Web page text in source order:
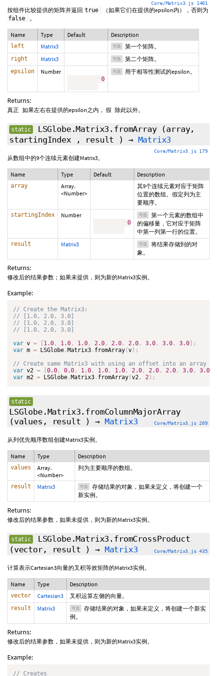
Core/Matrix3.js 1401
按组件比较提供的矩阵并返回 true （如果它们在提供的epsilon内），否则为
false 。
Name Type Default Description
left Matrix3 可选 第一个矩阵。
right Matrix3 可选 第二个矩阵。
epsilon Number
0
可选 用于相等性测试的epsilon。
Returns:
真正 如果左右在提供的epsilon之内， 假 除此以外。
static LSGlobe.Matrix3.fromArray (array,
startingIndex
, result ) → Matrix3
Core/Matrix3.js 179
从数组中的9个连续元素创建Matrix3。
Name Type Default Description
array
Array.
<Number>
其9个连续元素对应于矩阵
位置的数组。假定列为主
要顺序。
startingIndex Number
0
可选
第一个元素的数组中
的偏移量，它对应于矩阵
中第一列第一行的位置。
result Matrix3 可选
将结果存储到的对
象。
Returns:
修改后的结果参数；如果未提供，则为新的Matrix3实例。
Example:
var v = 1.0 , 1.0 , 1.0 , 2.0 , 2.0 , 2.0 , 3.0 , 3.0 , 3.0
;
var m = LSGlobe . Matrix3 . fromArray(v) ;
var v2 = 0.0 , 0.0 , 1.0 , 1.0 , 1.0 , 2.0 , 2.0 , 2.0 , 3.0 , 3.0
var m2 = LSGlobe . Matrix3 . fromArray(v2 , 2) ;
static
LSGlobe.Matrix3.fromColumnMajorArray
(values,
result ) → Matrix3 Core/Matrix3.js 209
从列优先顺序数组创建Matrix3实例。
Name Type Description
values
Array.
<Number>
列为主要顺序的数组。
result Matrix3 可选
存储结果的对象，如果未定义，将创建一个
新实例。
Returns:
修改后的结果参数，如果未提供，则为新的Matrix3实例。
static
LSGlobe.Matrix3.fromCrossProduct
(vector,
result ) → Matrix3 Core/Matrix3.js 435
计算表示Cartesian3向量的叉积等效矩阵的Matrix3实例。
Name Type Description
vector Cartesian3 叉积运算左侧的向量。
result Matrix3 可选
存储结果的对象，如果未定义，将创建一个新实
例。
Returns:
修改后的结果参数，如果未提供，则为新的Matrix3实例。
Example: